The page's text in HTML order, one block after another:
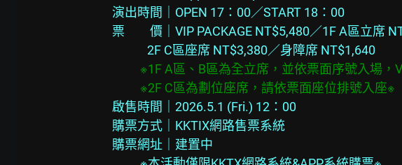
演出時間｜OPEN 17：00／START 18：00
票　　價｜VIP PACKAGE NT$5,480／1F A區立席
        　2F C區座席 NT$3,380／身障席 NT$1,640
※1F A區、B區為全立席，並依票面序號入場，
          ※2F C區為劃位座席，請依票面座位排號入座※
啟售時間｜2026.5.1 (Fri.) 12：00
購票方式｜KKTIX網路售票系統
購票網址｜建置中